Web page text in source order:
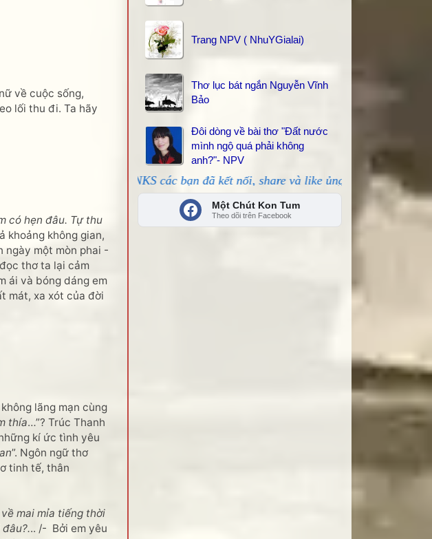
về cuộc sống,
lối thu đi. Ta hãy
có hẹn đâu. Tự thu
khoảng không gian,
ngày một mòn phai -
thơ ta lại cảm
ái và bóng dáng em
mát, xa xót của đời
lãng mạn cùng
thía…”? Trúc Thanh
kí ức tình yêu
”. Ngôn ngữ thơ
tinh tế, thân
mai mỉa tiếng thời
.. /- Bởi em yêu
Trang NPV ( NhuYGialai)
Thơ lục bát ngắn Nguyễn Vĩnh
Bảo
Đôi dòng về bài thơ "Đất nước
mình ngộ quá phải không
anh?"- NPV
THANKS các bạn đã kết nối, share và like ủng hộ!
Một Chút Kon Tum
Theo dõi trên Facebook